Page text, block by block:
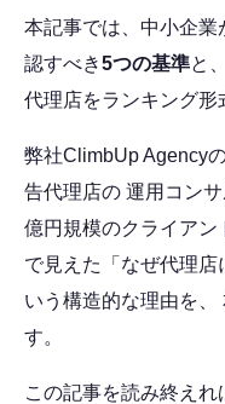
本記事では、中小企業
認すべき5つの基準と
代理店をランキング形
弊社ClimbUp Agency
告代理店の 運用コン
億円規模のクライア
で見えた「なぜ代理店
いう構造的な理由を、
す。
この記事を読み終えれ